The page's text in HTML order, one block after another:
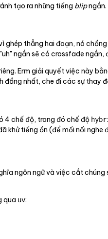
tạo ra những tiếng blipngắn.
thẳng hai đoạn, nó
ngắn sẽ có crossfade ngắn,
Erm giải quyết việc này
đồng nhất, che đi các sự thay
4 chế độ, trong đó chế độ
tiếng ồn (để mối nối nghe
ngôn ngữ và việc cắt
qua uv: